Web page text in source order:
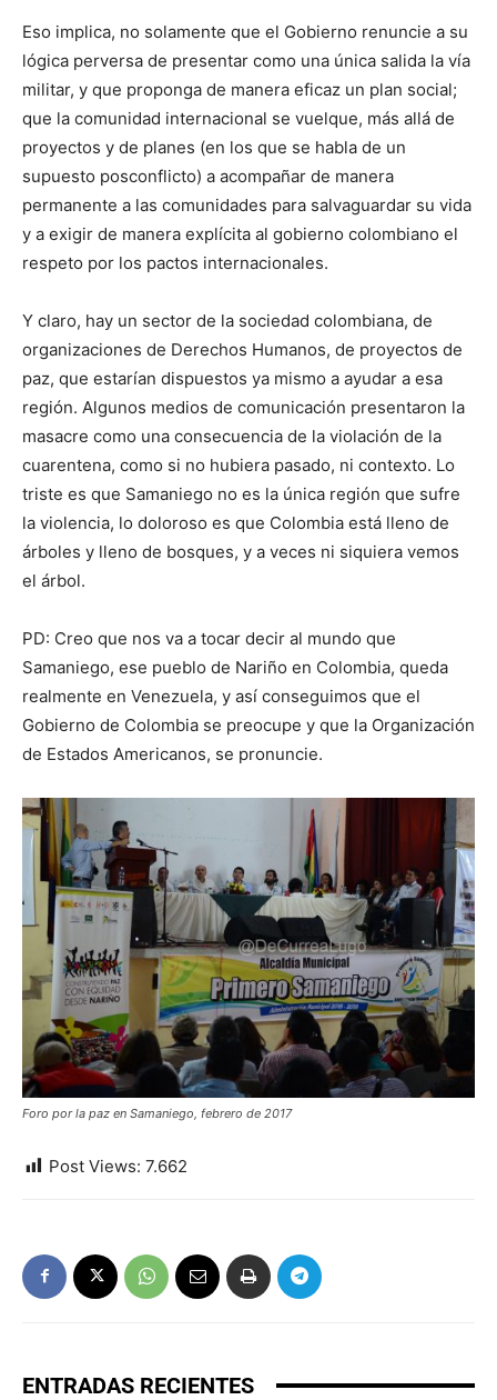
Eso implica, no solamente que el Gobierno renuncie a su
lógica perversa de presentar como una única salida la vía
militar, y que proponga de manera eficaz un plan social;
que la comunidad internacional se vuelque, más allá de
proyectos y de planes (en los que se habla de un
supuesto posconflicto) a acompañar de manera
permanente a las comunidades para salvaguardar su vida
y a exigir de manera explícita al gobierno colombiano el
respeto por los pactos internacionales.
Y claro, hay un sector de la sociedad colombiana, de
organizaciones de Derechos Humanos, de proyectos de
paz, que estarían dispuestos ya mismo a ayudar a esa
región. Algunos medios de comunicación presentaron la
masacre como una consecuencia de la violación de la
cuarentena, como si no hubiera pasado, ni contexto. Lo
triste es que Samaniego no es la única región que sufre
la violencia, lo doloroso es que Colombia está lleno de
árboles y lleno de bosques, y a veces ni siquiera vemos
el árbol.
PD: Creo que nos va a tocar decir al mundo que
Samaniego, ese pueblo de Nariño en Colombia, queda
realmente en Venezuela, y así conseguimos que el
Gobierno de Colombia se preocupe y que la Organización
de Estados Americanos, se pronuncie.
Foro por la paz en Samaniego, febrero de 2017
Post Views: 7.662
ENTRADAS RECIENTES